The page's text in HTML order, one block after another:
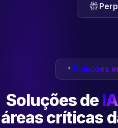
Soluções
Soluções de IA
áreas críticas